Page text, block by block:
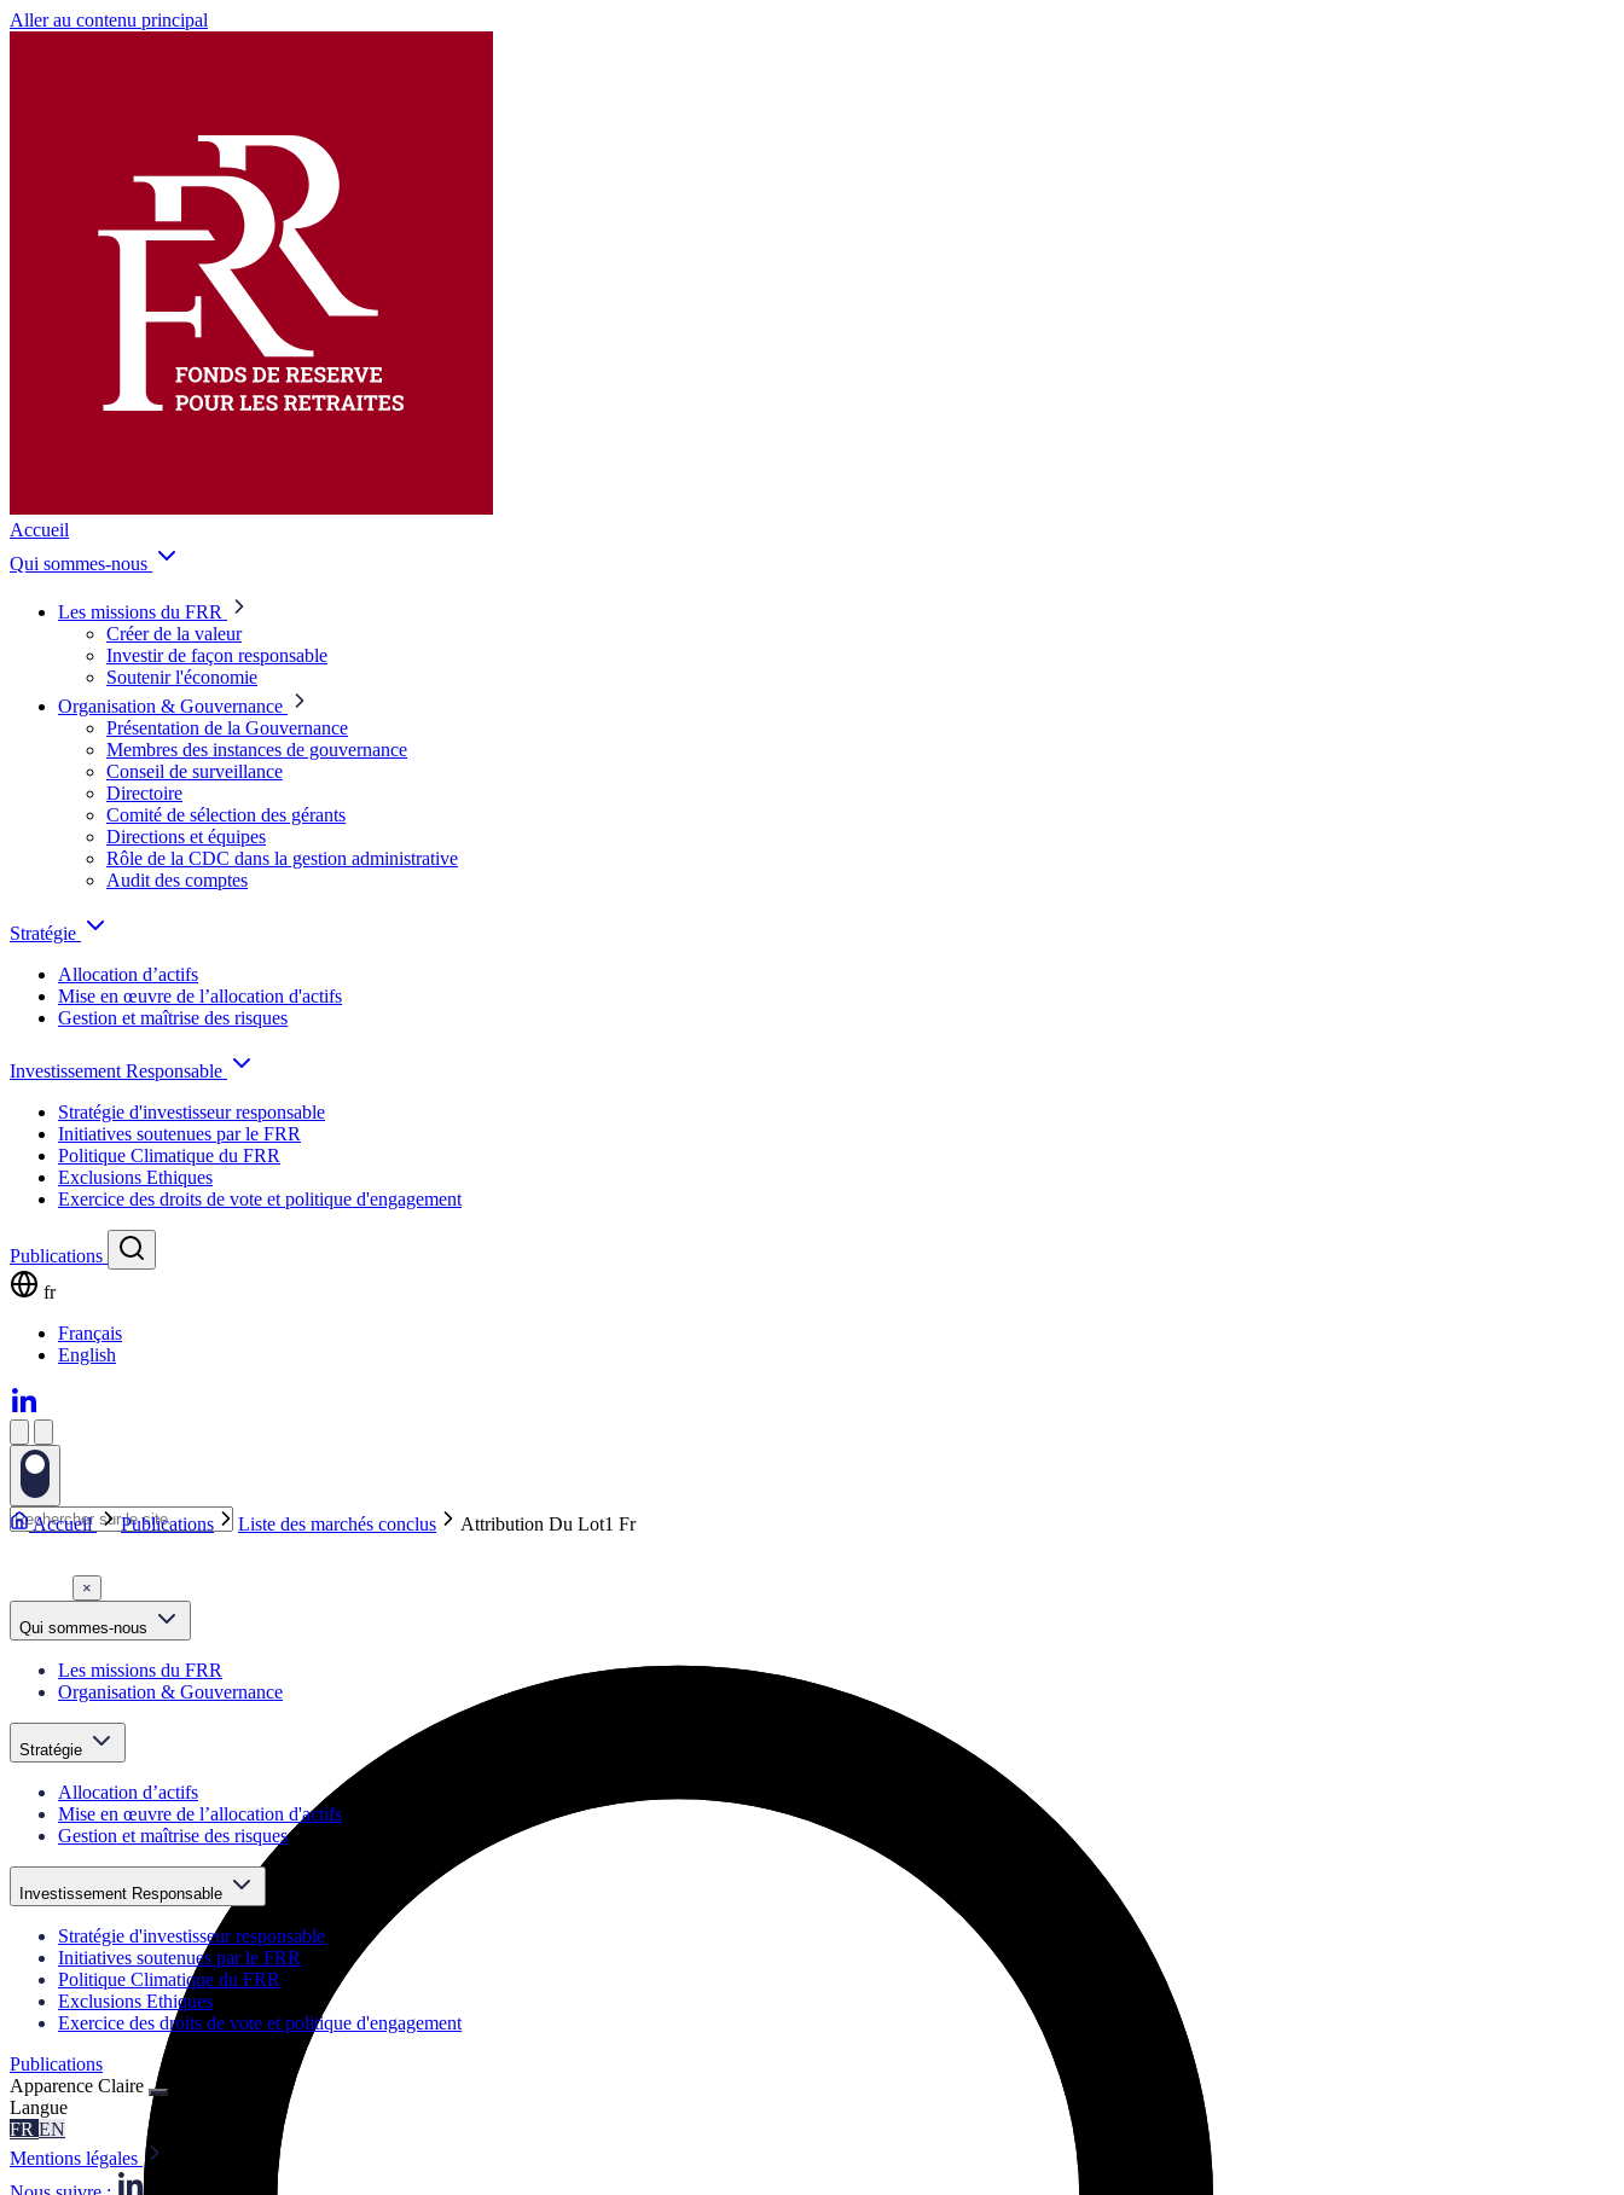
Aller au contenu principal
Accueil
Qui sommes-nous
Les missions du FRR
Créer de la valeur
Investir de façon responsable
Soutenir l'économie
Organisation & Gouvernance
Présentation de la Gouvernance
Membres des instances de gouvernance
Conseil de surveillance
Directoire
Comité de sélection des gérants
Directions et équipes
Rôle de la CDC dans la gestion administrative
Audit des comptes
Stratégie
Allocation d’actifs
Mise en œuvre de l’allocation d'actifs
Gestion et maîtrise des risques
Investissement Responsable
Stratégie d'investisseur responsable
Initiatives soutenues par le FRR
Politique Climatique du FRR
Exclusions Ethiques
Exercice des droits de vote et politique d'engagement
Publications
fr
Français
English
Accueil Publications Liste des marchés conclus Attribution Du Lot1 Fr
×
Qui sommes-nous
Les missions du FRR
Organisation & Gouvernance
Stratégie
Allocation d’actifs
Mise en œuvre de l’allocation d'actifs
Gestion et maîtrise des risques
Investissement Responsable
Stratégie d'investisseur responsable
Initiatives soutenues par le FRR
Politique Climatique du FRR
Exclusions Ethiques
Exercice des droits de vote et politique d'engagement
Publications
Apparence Claire
Langue
FR EN
Mentions légales